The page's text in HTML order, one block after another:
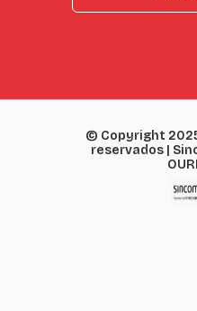
© Copyright
reservados |